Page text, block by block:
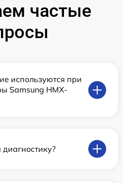
частые
используются при
Samsung HMX-